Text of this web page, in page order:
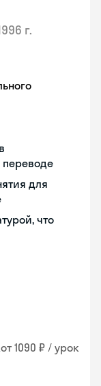
г.
для
что
от 1090 ₽ / урок